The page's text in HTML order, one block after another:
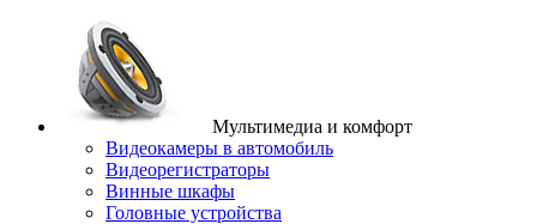
Мультимедиа и комфорт
Видеокамеры в автомобиль
Видеорегистраторы
Винные шкафы
Головные устройства